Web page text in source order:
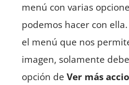
menú con varias
podemos hacer con
el menú que nos
imagen, solamente
opción de Ver más